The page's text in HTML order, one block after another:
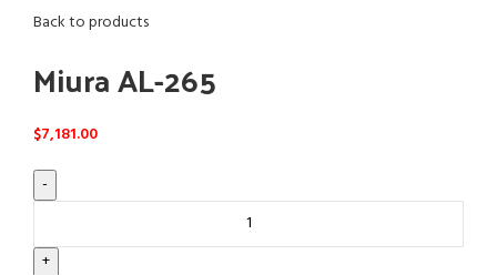
Back to products
Miura AL-265
$7,181.00